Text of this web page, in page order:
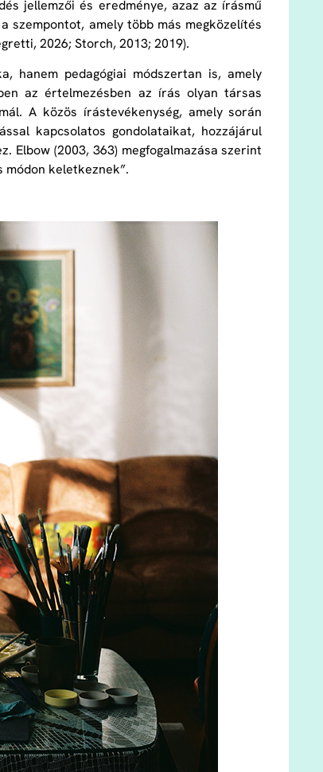
jellemzői és eredménye, azaz az írásmű
szempontot, amely több más megközelítés
2026; Storch, 2013; 2019).
hanem pedagógiai módszertan is, amely
az értelmezésben az írás olyan társas
A közös írástevékenység, amely során
kapcsolatos gondolataikat, hozzájárul
Elbow (2003, 363) megfogalmazása szerint
keletkeznek”.